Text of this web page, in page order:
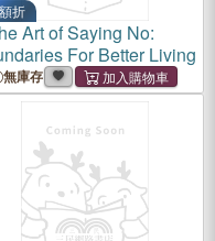
折
Art of Saying No:
For Better Living
無庫存